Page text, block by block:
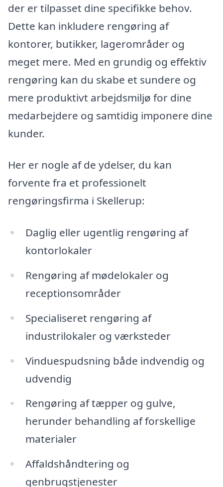
der er tilpasset dine specifikke behov.
Dette kan inkludere rengøring af
kontorer, butikker, lagerområder og
meget mere. Med en grundig og effektiv
rengøring kan du skabe et sundere og
mere produktivt arbejdsmiljø for dine
medarbejdere og samtidig imponere dine
kunder.
Her er nogle af de ydelser, du kan
forvente fra et professionelt
rengøringsfirma i Skellerup:
Daglig eller ugentlig rengøring af
kontorlokaler
Rengøring af mødelokaler og
receptionsområder
Specialiseret rengøring af
industrilokaler og værksteder
Vinduespudsning både indvendig og
udvendig
Rengøring af tæpper og gulve,
herunder behandling af forskellige
materialer
Affaldshåndtering og
genbrugstjenester